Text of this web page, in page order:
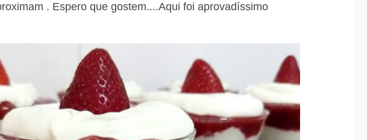
. Espero que gostem....Aqui foi aprovadíssimo